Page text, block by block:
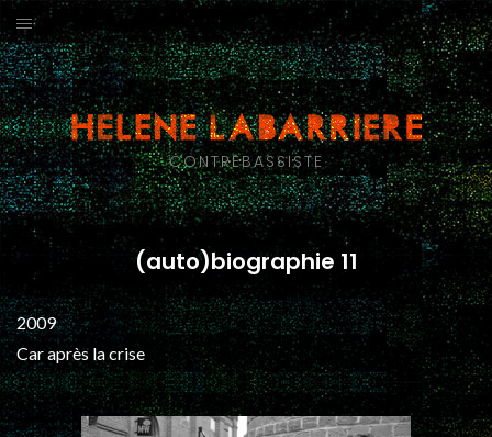
Aller
au
contenu
CONTREBASSISTE
(auto)biographie 11
2009
Car après la crise
ACTUS
GROUPES
CALENDRIER
(AUTO)BIOGRAPHIE
DISCOGRAPHIE
BRIC À BRAC